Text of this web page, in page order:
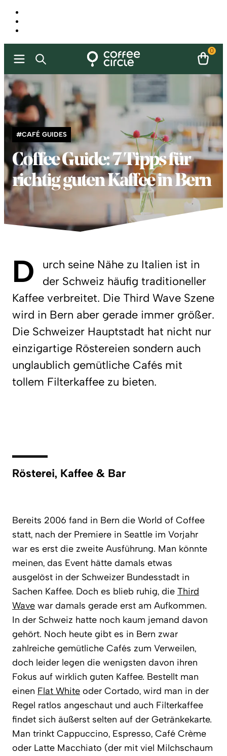
0
#CAFÉ GUIDES
Coffee Guide: 7 Tipps für
richtig guten Kaffee in Bern
D
urch seine Nähe zu Italien ist in
der Schweiz häufig traditioneller
Kaffee verbreitet. Die Third Wave Szene
wird in Bern aber gerade immer größer.
Die Schweizer Hauptstadt hat nicht nur
einzigartige Röstereien sondern auch
unglaublich gemütliche Cafés mit
tollem Filterkaffee zu bieten.
Rösterei, Kaffee & Bar
Bereits 2006 fand in Bern die World of Coffee
statt, nach der Premiere in Seattle im Vorjahr
war es erst die zweite Ausführung. Man könnte
meinen, das Event hätte damals etwas
ausgelöst in der Schweizer Bundesstadt in
Sachen Kaffee. Doch es blieb ruhig, die Third
Wave war damals gerade erst am Aufkommen.
In der Schweiz hatte noch kaum jemand davon
gehört. Noch heute gibt es in Bern zwar
zahlreiche gemütliche Cafés zum Verweilen,
doch leider legen die wenigsten davon ihren
Fokus auf wirklich guten Kaffee. Bestellt man
einen Flat White oder Cortado, wird man in der
Regel ratlos angeschaut und auch Filterkaffee
findet sich äußerst selten auf der Getränkekarte.
Man trinkt Cappuccino, Espresso, Café Crème
oder Latte Macchiato (der mit viel Milchschaum